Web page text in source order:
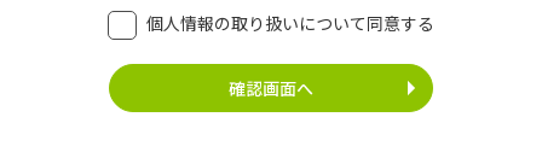
利用目的：
ご記入頂いた個人情報は、次の利用目的達成の範囲内において
利用いたします。
個人情報の利用
個人情報の取り扱いについて同意する